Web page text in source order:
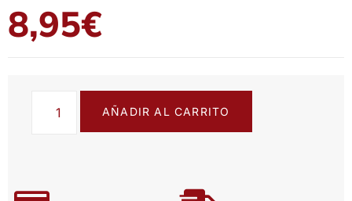
8,95€
AÑADIR AL CARRITO